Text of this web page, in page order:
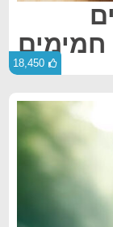
חמימים
18,450